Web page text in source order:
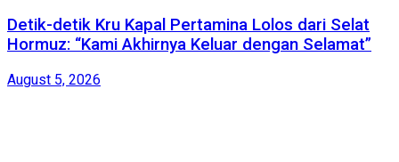
Detik-detik Kru Kapal Pertamina Lolos dari Selat
Hormuz: “Kami Akhirnya Keluar dengan Selamat”
August 5, 2026